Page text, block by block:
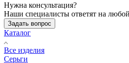
Нужна консультация?
Наши специалисты ответят на
Задать вопрос
Каталог
Все изделия
Серьги